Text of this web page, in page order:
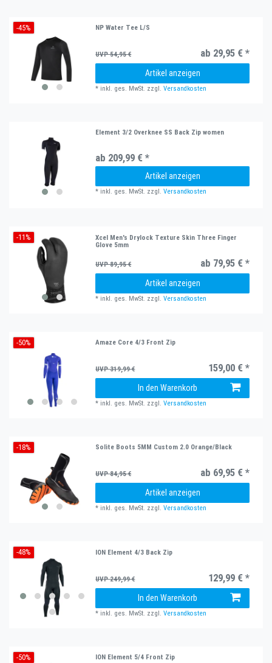
-45% NP Water Tee L/S
UVP 54,95 € ab 29,95 € *
Artikel anzeigen
* inkl. ges. MwSt. zzgl.Versandkosten
Element 3/2 Overknee SS Back Zip women
ab 209,99 € *
Artikel anzeigen
* inkl. ges. MwSt. zzgl.Versandkosten
-11%
Xcel Men's Drylock Texture Skin Three Finger
Glove 5mm
UVP 89,95 € ab 79,95 € *
Artikel anzeigen
* inkl. ges. MwSt. zzgl.Versandkosten
-50% Amaze Core 4/3 Front Zip
UVP 319,99 € 159,00 € *
In den Warenkorb
* inkl. ges. MwSt. zzgl.Versandkosten
-18% Solite Boots 5MM Custom 2.0 Orange/Black
UVP 84,95 € ab 69,95 € *
Artikel anzeigen
* inkl. ges. MwSt. zzgl.Versandkosten
-48% ION Element 4/3 Back Zip
UVP 249,99 € 129,99 € *
In den Warenkorb
* inkl. ges. MwSt. zzgl.Versandkosten
-50% ION Element 5/4 Front Zip